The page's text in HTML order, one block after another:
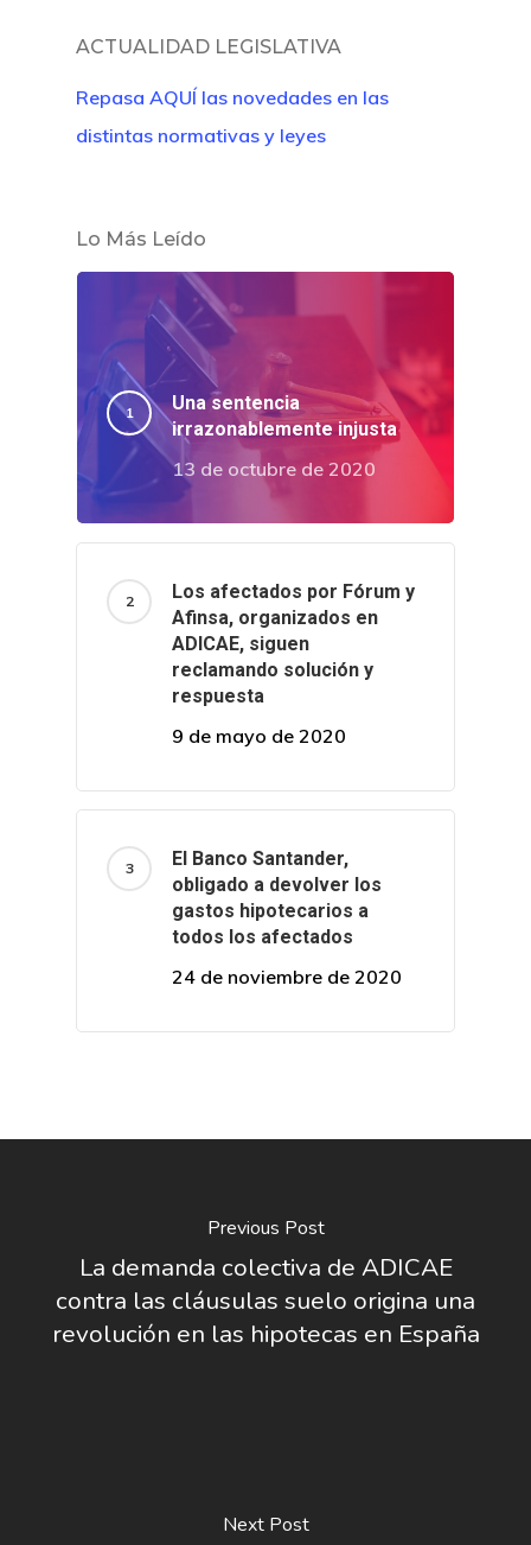
ACTUALIDAD LEGISLATIVA
Repasa AQUÍ las novedades en las
distintas normativas y leyes
Lo Más Leído
Una sentencia
irrazonablemente injusta
13 de octubre de 2020
Los afectados por Fórum y
Afinsa, organizados en
ADICAE, siguen
reclamando solución y
respuesta
9 de mayo de 2020
El Banco Santander,
obligado a devolver los
gastos hipotecarios a
todos los afectados
24 de noviembre de 2020
Previous Post
La demanda colectiva de ADICAE
contra las cláusulas suelo origina una
revolución en las hipotecas en España
Next Post